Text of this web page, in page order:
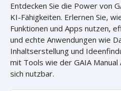
Entdecken Sie die Power von
KI-Fähigkeiten. Erlernen Sie,
Funktionen und Apps nutzen,
und echte Anwendungen wie
Inhaltserstellung und
mit Tools wie der GAIA Manual
sich nutzbar.